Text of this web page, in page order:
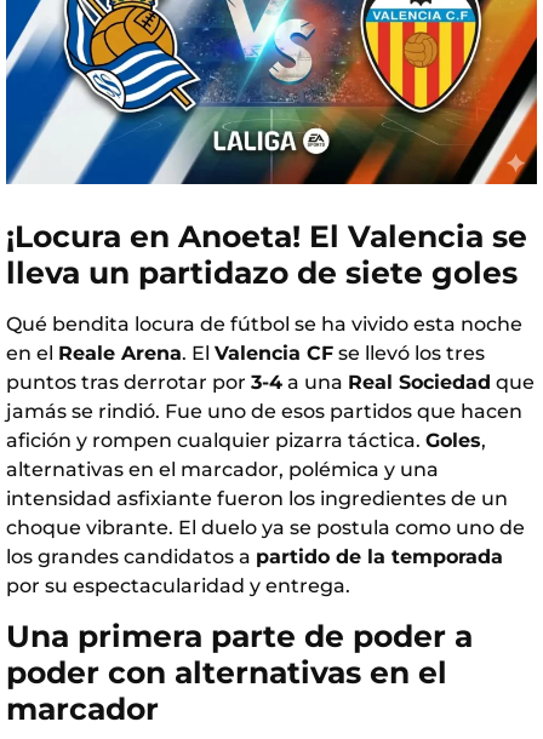
¡Locura en Anoeta! El Valencia se
lleva un partidazo de siete goles
Qué bendita locura de fútbol se ha vivido esta noche
en el Reale Arena. El Valencia CF se llevó los tres
puntos tras derrotar por 3-4 a una Real Sociedad que
jamás se rindió. Fue uno de esos partidos que hacen
afición y rompen cualquier pizarra táctica. Goles,
alternativas en el marcador, polémica y una
intensidad asfixiante fueron los ingredientes de un
choque vibrante. El duelo ya se postula como uno de
los grandes candidatos a partido de la temporada
por su espectacularidad y entrega.
Una primera parte de poder a
poder con alternativas en el
marcador